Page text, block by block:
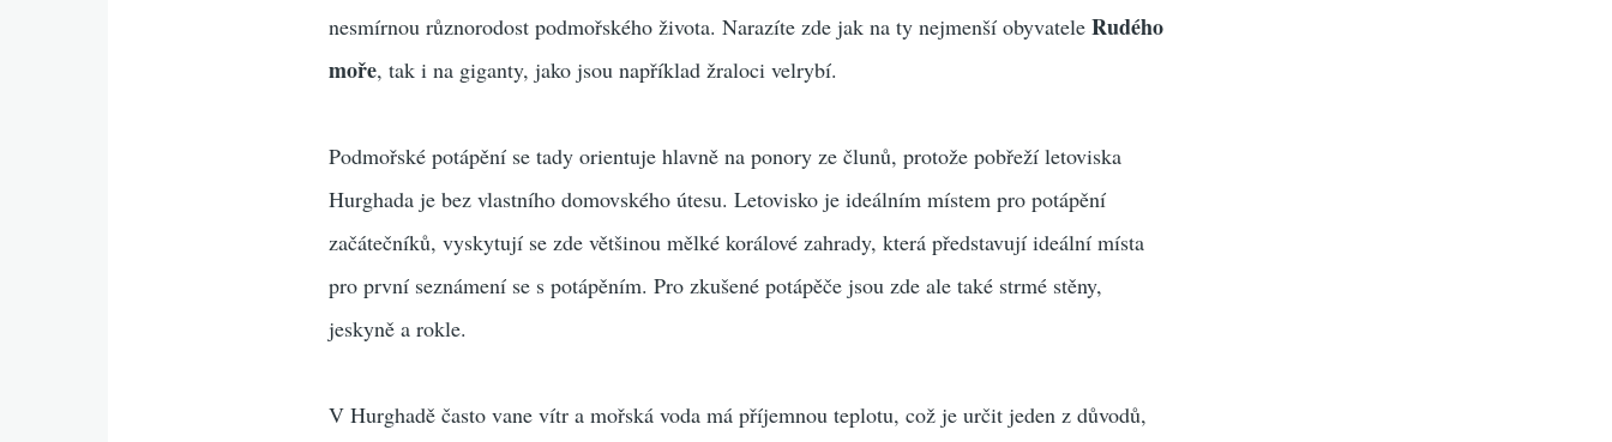
nesmírnou různorodost podmořského života. Narazíte zde jak na ty nejmenší obyvateleRudého
moře, tak i na giganty, jako jsou například žraloci velrybí.
Podmořské potápění se tady orientuje hlavně na ponory ze člunů, protože pobřeží letoviska
Hurghada je bez vlastního domovského útesu. Letovisko je ideálním místem pro potápění
začátečníků, vyskytují se zde většinou mělké korálové zahrady, která představují ideální místa
pro první seznámení se s potápěním. Pro zkušené potápěče jsou zde ale také strmé stěny,
jeskyně a rokle.
V Hurghadě často vane vítr a mořská voda má příjemnou teplotu, což je určit jeden z důvodů,